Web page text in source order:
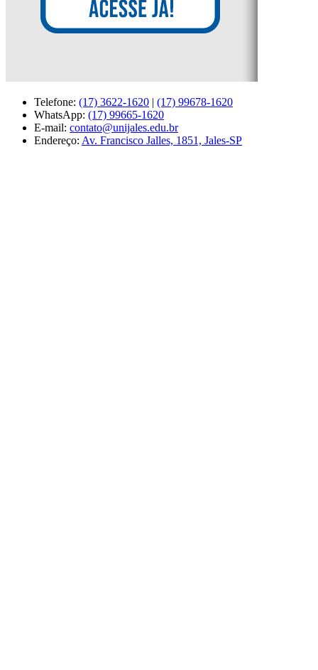
Telefone: (17) 3622-1620 | (17) 99678-1620
WhatsApp: (17) 99665-1620
E-mail: contato@unijales.edu.br
Endereço: Av. Francisco Jalles, 1851, Jales-SP